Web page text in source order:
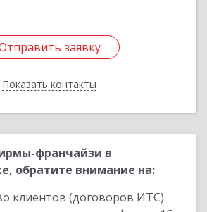
заявку
Показать контакты
заявку
Назад
франчайзи в
обратите внимание на:
клиентов (договоров ИТС)